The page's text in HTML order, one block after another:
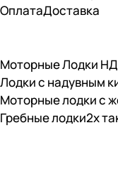
ОплатаДоставка
Моторные Лодки
Лодки с надувным
Моторные лодки с
Гребные лодки2х